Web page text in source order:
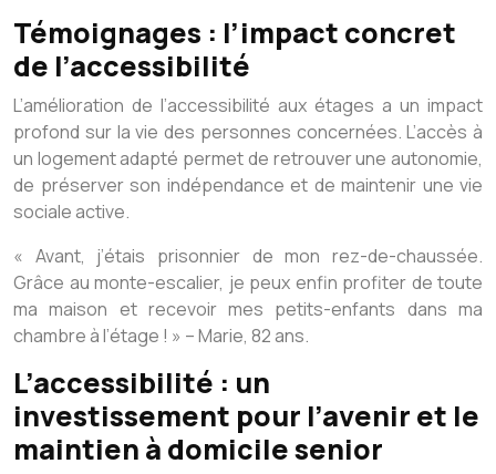
Témoignages : l’impact concret
de l’accessibilité
L’amélioration de l’accessibilité aux étages a un impact
profond sur la vie des personnes concernées. L’accès à
un logement adapté permet de retrouver une autonomie,
de préserver son indépendance et de maintenir une vie
sociale active.
« Avant, j’étais prisonnier de mon rez-de-chaussée.
Grâce au monte-escalier, je peux enfin profiter de toute
ma maison et recevoir mes petits-enfants dans ma
chambre à l’étage ! » – Marie, 82 ans.
L’accessibilité : un
investissement pour l’avenir et le
maintien à domicile senior